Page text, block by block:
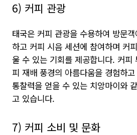
6) 커피 관광
태국은 커피 관광을 수용하여 방문
하고 커피 시음 세션에 참여하며 커
울 수 있는 기회를 제공합니다. 커피
피 재배 풍경의 아름다움을 경험하
통찰력을 얻을 수 있는 치앙마이와
고 있습니다.
7) 커피 소비 및 문화